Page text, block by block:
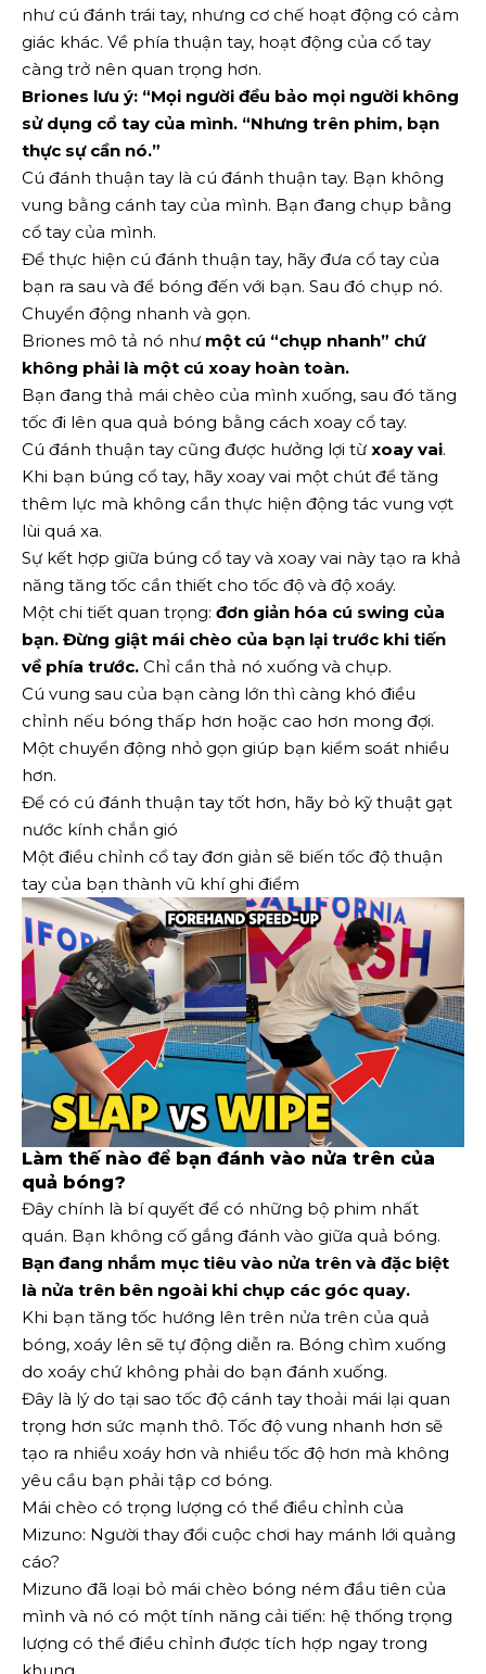
như cú đánh trái tay, nhưng cơ chế hoạt động có cảm
giác khác. Về phía thuận tay, hoạt động của cổ tay
càng trở nên quan trọng hơn.
Briones lưu ý: “Mọi người đều bảo mọi người không
sử dụng cổ tay của mình. “Nhưng trên phim, bạn
thực sự cần nó.”
Cú đánh thuận tay là cú đánh thuận tay. Bạn không
vung bằng cánh tay của mình. Bạn đang chụp bằng
cổ tay của mình.
Để thực hiện cú đánh thuận tay, hãy đưa cổ tay của
bạn ra sau và để bóng đến với bạn. Sau đó chụp nó.
Chuyển động nhanh và gọn.
Briones mô tả nó như một cú “chụp nhanh” chứ
không phải là một cú xoay hoàn toàn.
Bạn đang thả mái chèo của mình xuống, sau đó tăng
tốc đi lên qua quả bóng bằng cách xoay cổ tay.
Cú đánh thuận tay cũng được hưởng lợi từ xoay vai.
Khi bạn búng cổ tay, hãy xoay vai một chút để tăng
thêm lực mà không cần thực hiện động tác vung vợt
lùi quá xa.
Sự kết hợp giữa búng cổ tay và xoay vai này tạo ra khả
năng tăng tốc cần thiết cho tốc độ và độ xoáy.
Một chi tiết quan trọng: đơn giản hóa cú swing của
bạn. Đừng giật mái chèo của bạn lại trước khi tiến
về phía trước. Chỉ cần thả nó xuống và chụp.
Cú vung sau của bạn càng lớn thì càng khó điều
chỉnh nếu bóng thấp hơn hoặc cao hơn mong đợi.
Một chuyển động nhỏ gọn giúp bạn kiểm soát nhiều
hơn.
Để có cú đánh thuận tay tốt hơn, hãy bỏ kỹ thuật gạt
nước kính chắn gió
Một điều chỉnh cổ tay đơn giản sẽ biến tốc độ thuận
tay của bạn thành vũ khí ghi điểm
Làm thế nào để bạn đánh vào nửa trên của
quả bóng?
Đây chính là bí quyết để có những bộ phim nhất
quán. Bạn không cố gắng đánh vào giữa quả bóng.
Bạn đang nhắm mục tiêu vào nửa trên và đặc biệt
là nửa trên bên ngoài khi chụp các góc quay.
Khi bạn tăng tốc hướng lên trên nửa trên của quả
bóng, xoáy lên sẽ tự động diễn ra. Bóng chìm xuống
do xoáy chứ không phải do bạn đánh xuống.
Đây là lý do tại sao tốc độ cánh tay thoải mái lại quan
trọng hơn sức mạnh thô. Tốc độ vung nhanh hơn sẽ
tạo ra nhiều xoáy hơn và nhiều tốc độ hơn mà không
yêu cầu bạn phải tập cơ bóng.
Mái chèo có trọng lượng có thể điều chỉnh của
Mizuno: Người thay đổi cuộc chơi hay mánh lới quảng
cáo?
Mizuno đã loại bỏ mái chèo bóng ném đầu tiên của
mình và nó có một tính năng cải tiến: hệ thống trọng
lượng có thể điều chỉnh được tích hợp ngay trong
khung.